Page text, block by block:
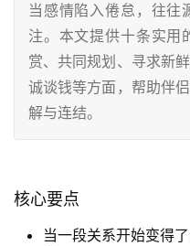
当感情陷入倦怠，往往
注。本文提供十条实用
赏、共同规划、寻求新
诚谈钱等方面，帮助伴
解与连结。
核心要点
当一段关系开始变得